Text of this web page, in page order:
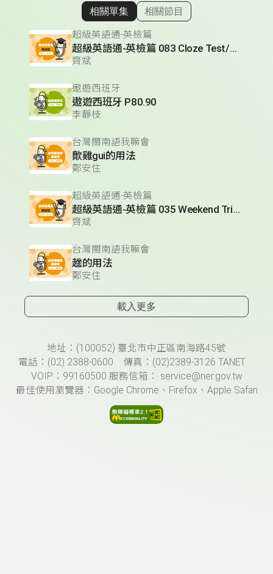
顯示相關單集
相關單集 相關節目
超級英語通-英檢篇
超級英語通-英檢篇 083 Cloze Test/段落填空-13
齊斌
遨遊西班牙
遨遊西班牙 P80.90
李靜枝
台灣閩南語我嘛會
歕雞gui的用法
鄭安住
超級英語通-英檢篇
超級英語通-英檢篇 035 Weekend Trip- 週末旅遊
齊斌
台灣閩南語我嘛會
趖的用法
鄭安住
載入更多
頁尾資訊地址：(100052) 臺北市中正區南海路45號
電話：(02) 2388-0600 傳真：(02)2389-3126 TANET
VOIP：99160500 服務信箱： service@ner.gov.tw
最佳使用瀏覽器：Google Chrome、Firefox、Apple Safari